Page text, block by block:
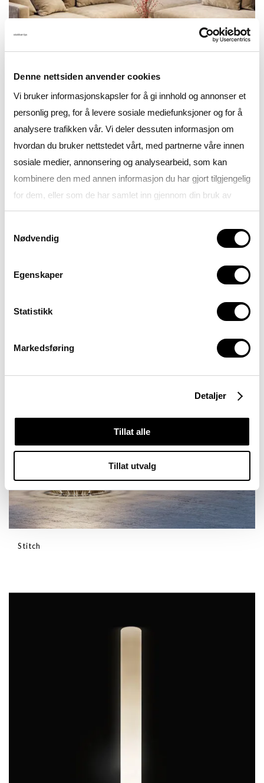
Denne nettsiden anvender cookies
Vi bruker informasjonskapsler for å gi innhold og annonser et
personlig preg, for å levere sosiale mediefunksjoner og for å
analysere trafikken vår. Vi deler dessuten informasjon om
hvordan du bruker nettstedet vårt, med partnerne våre innen
sosiale medier, annonsering og analysearbeid, som kan
kombinere den med annen informasjon du har gjort tilgjengelig
for dem, eller som de har samlet inn gjennom din bruk av
tjenestene deres.
Se gjerne vår
Nødvendig
Egenskaper
Statistikk
Markedsføring
Detaljer
Tillat alle
Tillat utvalg
Random Solo
Stitch